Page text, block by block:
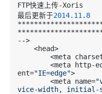
FTP快速上传-Xoris
最后更新于2014.11 . 8
-->
<meta
<meta
ent="IE=edge">
        <meta name=
vice-width, initial-